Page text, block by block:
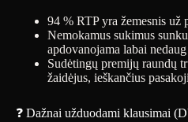
94 % RTP yra žemesnis už
Nemokamus sukimus
apdovanojama labai
Sudėtingų premijų raundų
žaidėjus, ieškančius
❓ Dažnai užduodami klausimai